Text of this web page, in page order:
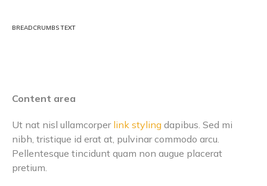
BREADCRUMBS TEXT
Content area
Ut nat nisl ullamcorper link styling dapibus. Sed mi
nibh, tristique id erat at, pulvinar commodo arcu.
Pellentesque tincidunt quam non augue placerat
pretium.